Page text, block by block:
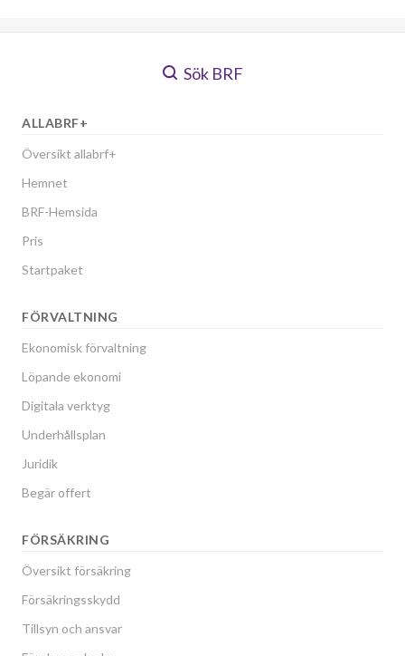
Sök BRF
ALLABRF+
Översikt allabrf+
Hemnet
BRF-Hemsida
Pris
Startpaket
FÖRVALTNING
Ekonomisk förvaltning
Löpande ekonomi
Digitala verktyg
Underhållsplan
Juridik
Begär offert
FÖRSÄKRING
Översikt försäkring
Försäkringsskydd
Tillsyn och ansvar